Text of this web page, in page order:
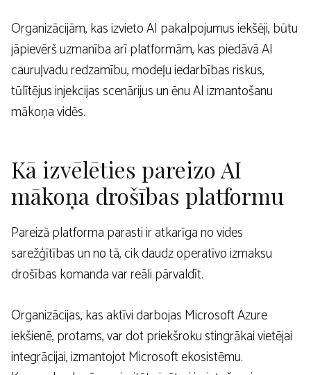
Organizācijām, kas izvieto AI pakalpojumus iekšēji, būtu
jāpievērš uzmanība arī platformām, kas piedāvā AI
cauruļvadu redzamību, modeļu iedarbības riskus,
tūlītējus injekcijas scenārijus un ēnu AI izmantošanu
mākoņa vidēs.
Kā izvēlēties pareizo AI
mākoņa drošības platformu
Pareizā platforma parasti ir atkarīga no vides
sarežģītības un no tā, cik daudz operatīvo izmaksu
drošības komanda var reāli pārvaldīt.
Organizācijas, kas aktīvi darbojas Microsoft Azure
iekšienē, protams, var dot priekšroku stingrākai vietējai
integrācijai, izmantojot Microsoft ekosistēmu.